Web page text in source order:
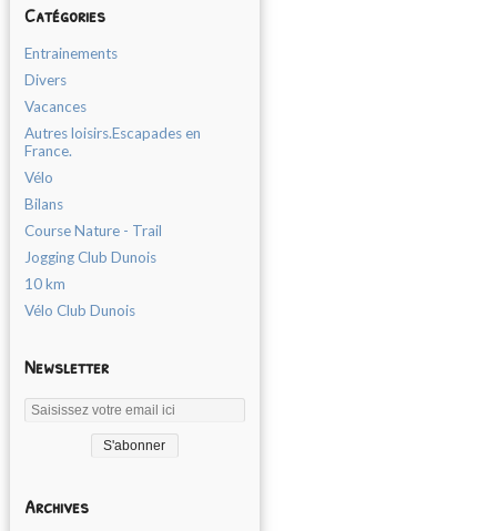
Catégories
Entrainements
Divers
Vacances
Autres loisirs.Escapades en
France.
Vélo
Bilans
Course Nature - Trail
Jogging Club Dunois
10 km
Vélo Club Dunois
Newsletter
Archives